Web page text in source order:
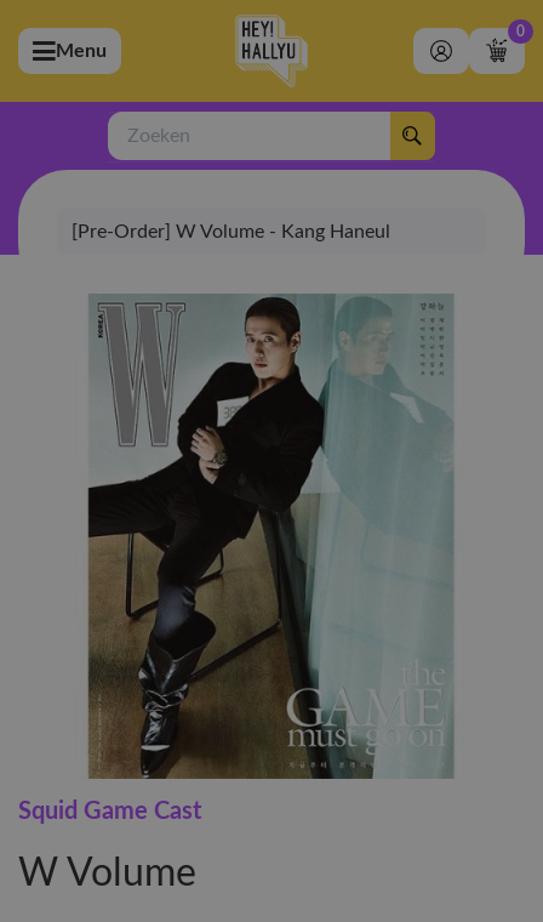
(Artiesten)
(Merchandise)
(Exclusive)
(Winkel)
Menu
0
Zoeken
[Pre-Order] W Volume - Kang Haneul
Squid Game Cast
W Volume